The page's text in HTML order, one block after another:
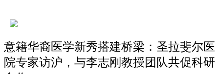
意籍华裔医学新秀搭建桥梁：圣拉斐尔医
院专家访沪，与李志刚教授团队共促科研